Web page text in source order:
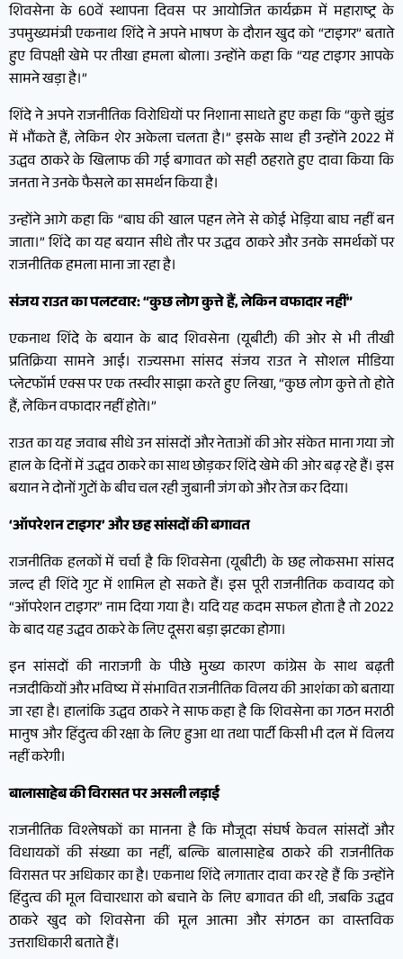
शिवसेना के 60वें स्थापना दिवस पर आयोजित कार्यक्रम में महाराष्ट्र के
उपमुख्यमंत्री एकनाथ शिंदे ने अपने भाषण के दौरान खुद को “टाइगर” बताते
हुए विपक्षी खेमे पर तीखा हमला बोला। उन्होंने कहा कि “यह टाइगर आपके
सामने खड़ा है।”
शिंदे ने अपने राजनीतिक विरोधियों पर निशाना साधते हुए कहा कि “कुत्ते झुंड
में भौंकते हैं, लेकिन शेर अकेला चलता है।” इसके साथ ही उन्होंने 2022 में
उद्धव ठाकरे के खिलाफ की गई बगावत को सही ठहराते हुए दावा किया कि
जनता ने उनके फैसले का समर्थन किया है।
उन्होंने आगे कहा कि “बाघ की खाल पहन लेने से कोई भेड़िया बाघ नहीं बन
जाता।” शिंदे का यह बयान सीधे तौर पर उद्धव ठाकरे और उनके समर्थकों पर
राजनीतिक हमला माना जा रहा है।
संजय राउत का पलटवार: “कुछ लोग कुत्ते हैं, लेकिन वफादार नहीं”
एकनाथ शिंदे के बयान के बाद शिवसेना (यूबीटी) की ओर से भी तीखी
प्रतिक्रिया सामने आई। राज्यसभा सांसद संजय राउत ने सोशल मीडिया
प्लेटफॉर्म एक्स पर एक तस्वीर साझा करते हुए लिखा, “कुछ लोग कुत्ते तो होते
हैं, लेकिन वफादार नहीं होते।”
राउत का यह जवाब सीधे उन सांसदों और नेताओं की ओर संकेत माना गया जो
हाल के दिनों में उद्धव ठाकरे का साथ छोड़कर शिंदे खेमे की ओर बढ़ रहे हैं। इस
बयान ने दोनों गुटों के बीच चल रही जुबानी जंग को और तेज कर दिया।
‘ऑपरेशन टाइगर’ और छह सांसदों की बगावत
राजनीतिक हलकों में चर्चा है कि शिवसेना (यूबीटी) के छह लोकसभा सांसद
जल्द ही शिंदे गुट में शामिल हो सकते हैं। इस पूरी राजनीतिक कवायद को
“ऑपरेशन टाइगर” नाम दिया गया है। यदि यह कदम सफल होता है तो 2022
के बाद यह उद्धव ठाकरे के लिए दूसरा बड़ा झटका होगा।
इन सांसदों की नाराजगी के पीछे मुख्य कारण कांग्रेस के साथ बढ़ती
नजदीकियों और भविष्य में संभावित राजनीतिक विलय की आशंका को बताया
जा रहा है। हालांकि उद्धव ठाकरे ने साफ कहा है कि शिवसेना का गठन मराठी
मानुष और हिंदुत्व की रक्षा के लिए हुआ था तथा पार्टी किसी भी दल में विलय
नहीं करेगी।
बालासाहेब की विरासत पर असली लड़ाई
राजनीतिक विश्लेषकों का मानना है कि मौजूदा संघर्ष केवल सांसदों और
विधायकों की संख्या का नहीं, बल्कि बालासाहेब ठाकरे की राजनीतिक
विरासत पर अधिकार का है। एकनाथ शिंदे लगातार दावा कर रहे हैं कि उन्होंने
हिंदुत्व की मूल विचारधारा को बचाने के लिए बगावत की थी, जबकि उद्धव
ठाकरे खुद को शिवसेना की मूल आत्मा और संगठन का वास्तविक
उत्तराधिकारी बताते हैं।